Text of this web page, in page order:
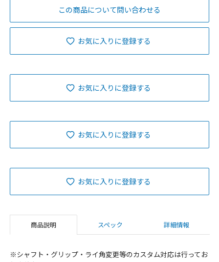
この商品について問い合わせる
お気に入りに登録する
お気に入りに登録する
お気に入りに登録する
お気に入りに登録する
商品説明 スペック 詳細情報
※シャフト・グリップ・ライ角変更等のカスタム対応は行ってお